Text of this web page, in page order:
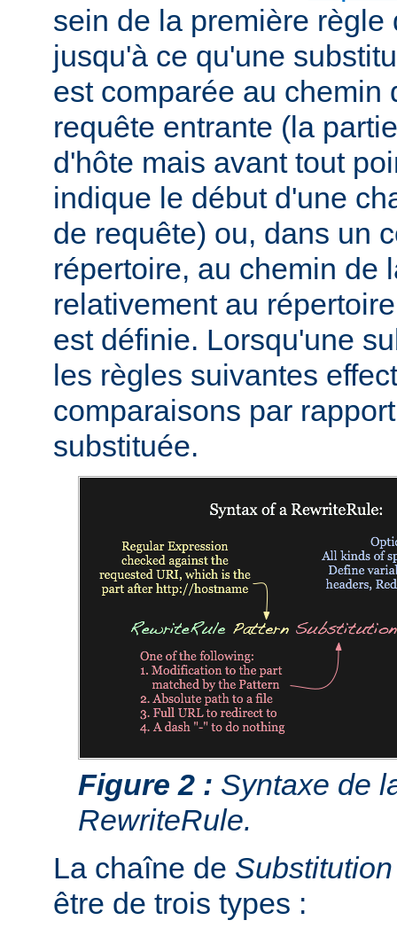
sein de la première règle
jusqu'à ce qu'une
est comparée au chemin
requête entrante (la
d'hôte mais avant tout
indique le début d'une
de requête) ou, dans un
répertoire, au chemin de
relativement au
est définie. Lorsqu'une
les règles suivantes
comparaisons par
substituée.
Figure 2 : Syntaxe de
RewriteRule.
La chaîne de Substitution
être de trois types :